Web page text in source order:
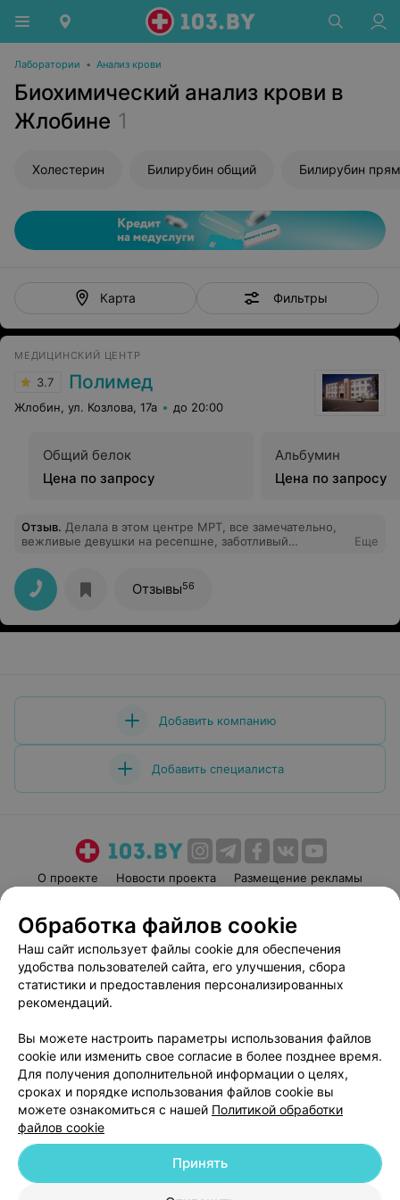
Лаборатории • Анализ крови
Биохимический анализ крови в
Жлобине 1
Холестерин Билирубин общий Билирубин
Карта Фильтры
МЕДИЦИНСКИЙ ЦЕНТР
3.7 Полимед
Жлобин, ул. Козлова, 17а до 20:00
Общий белок
Цена по запросу
Альбумин
Цена по запросу
Отзыв. Делала в этом центре МРТ, все замечательно,
вежливые девушки на ресепшне, заботливый
15 минут на руках. Очень довольна и обстановка
приятная, красиво и чисто. Спасибо!
Еще
Отзывы56
Добавить компанию
Добавить специалиста
О проекте Новости проекта
Размещение рекламы
Пользовательское соглашение
Способы оплаты
Вакансии
Партнеры
Написать руководителю 103.by
Обработка персональных данных
© 2026 ООО «Артокс Лаб», УНП 191700409
| 220012, Республика Беларусь,
г. Минск, улица Толбухина, 2, пом. 16 | help@103.by
Обработка файлов cookie
Наш сайт использует файлы cookie для обеспечения
удобства пользователей сайта, его улучшения, сбора
статистики и предоставления персонализированных
рекомендаций.
Вы можете настроить параметры использования файлов
cookie или изменить свое согласие в более позднее время.
Для получения дополнительной информации о целях,
сроках и порядке использования файлов cookie вы
можете ознакомиться с нашей Политикой обработки
файлов cookie
Принять